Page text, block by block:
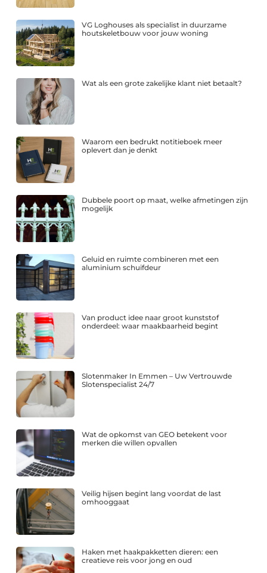
VG Loghouses als specialist in duurzame
houtskeletbouw voor jouw woning
Wat als een grote zakelijke klant niet betaalt?
Waarom een bedrukt notitieboek meer
oplevert dan je denkt
Dubbele poort op maat, welke afmetingen zijn
mogelijk
Geluid en ruimte combineren met een
aluminium schuifdeur
Van product idee naar groot kunststof
onderdeel: waar maakbaarheid begint
Slotenmaker In Emmen – Uw Vertrouwde
Slotenspecialist 24/7
Wat de opkomst van GEO betekent voor
merken die willen opvallen
Veilig hijsen begint lang voordat de last
omhooggaat
Haken met haakpakketten dieren: een
creatieve reis voor jong en oud